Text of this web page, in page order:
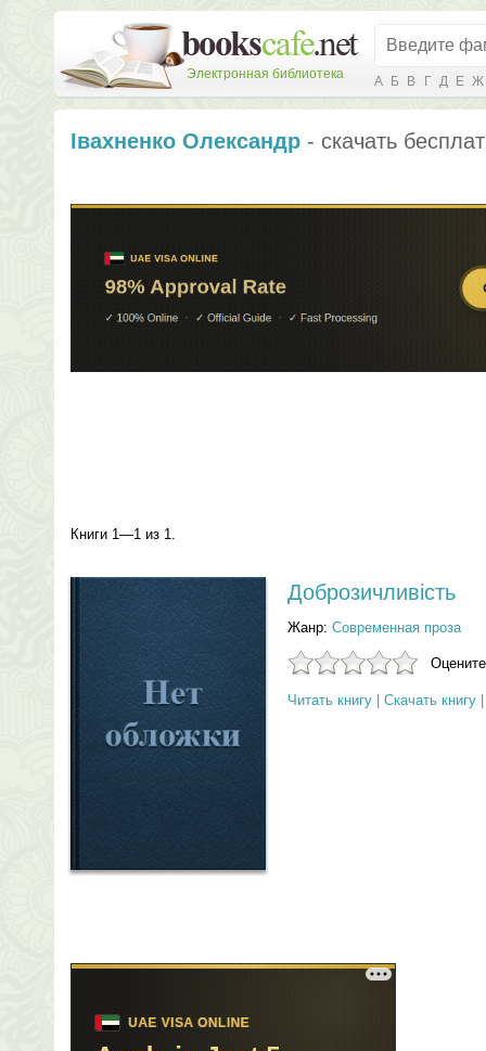
Электронная библиотека А Б В Г Д Е Ж
Івахненко Олександр - скачать
Книги 1—1 из 1.
Доброзичливість
Жанр: Современная проза
Читать книгу Скачать книгу